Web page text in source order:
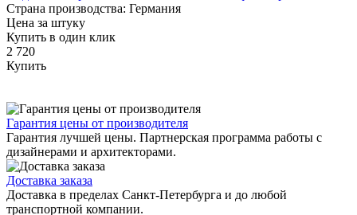
Страна производства: Германия
Цена за штуку
Купить в один клик
2 720
Купить
Гарантия цены от производителя
Гарантия лучшей цены. Партнерская программа работы с
дизайнерами и архитекторами.
Доставка заказа
Доставка в пределах Санкт-Петербурга и до любой
транспортной компании.